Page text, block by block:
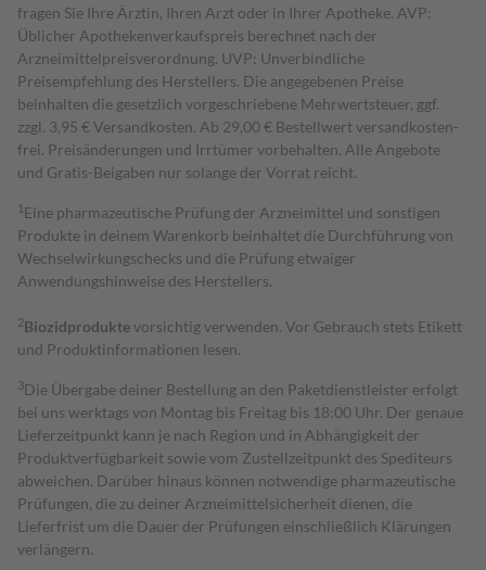
fragen Sie Ihre Ärztin, Ihren Arzt oder in Ihrer Apotheke. AVP:
Üblicher Apothekenverkaufspreis berechnet nach der
Arzneimittelpreisverordnung. UVP: Unverbindliche
Preisempfehlung des Herstellers. Die angegebenen Preise
beinhalten die gesetzlich vorgeschriebene Mehrwertsteuer, ggf.
zzgl. 3,95 € Versandkosten. Ab 29,00 € Bestell­wert versand­kosten­
frei. Preisänderungen und Irrtümer vorbehalten. Alle Angebote
und Gratis-Beigaben nur solange der Vorrat reicht.
1 Eine pharmazeutische Prüfung der Arzneimittel und sonstigen
Produkte in deinem Warenkorb beinhaltet die Durchführung von
Wechselwirkungschecks und die Prüfung etwaiger
Anwendungshinweise des Herstellers.
2Biozidproduktevorsichtig verwenden. Vor Gebrauch stets Etikett
und Produktinformationen lesen.
3Die Übergabe deiner Bestellung an den Paketdienstleister erfolgt
bei uns werktags von Montag bis Freitag bis 18:00 Uhr. Der genaue
Lieferzeitpunkt kann je nach Region und in Abhängigkeit der
Produktverfügbarkeit sowie vom Zustellzeitpunkt des Spediteurs
abweichen. Darüber hinaus können notwendige pharmazeutische
Prüfungen, die zu deiner Arzneimittelsicherheit dienen, die
Lieferfrist um die Dauer der Prüfungen einschließlich Klärungen
verlängern.